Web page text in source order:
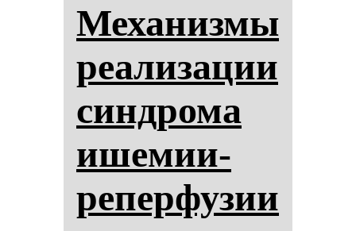
Ме­ха­низ­мы
ре­али­за­ции
син­дро­ма
ише­мии-
ре­пер­фу­зии